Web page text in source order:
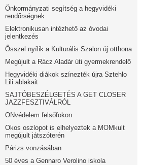
Önkormányzati segítség a hegyvidéki
rendőrségnek
Elektronikusan intézhető az óvodai
jelentkezés
Ősszel nyílik a Kulturális Szalon új otthona
Megújult a Rácz Aladár úti gyermekrendelő
Hegyvidéki diákok színezték újra Sztehlo
Lili ablakait
SAJTÓBESZÉLGETÉS A GET CLOSER
JAZZFESZTIVÁLRÓL
ONvédelem felsőfokon
Okos oszlopot is elhelyeztek a MOMkult
megújult játszóterén
Párizs vonzásában
50 éves a Gennaro Verolino iskola